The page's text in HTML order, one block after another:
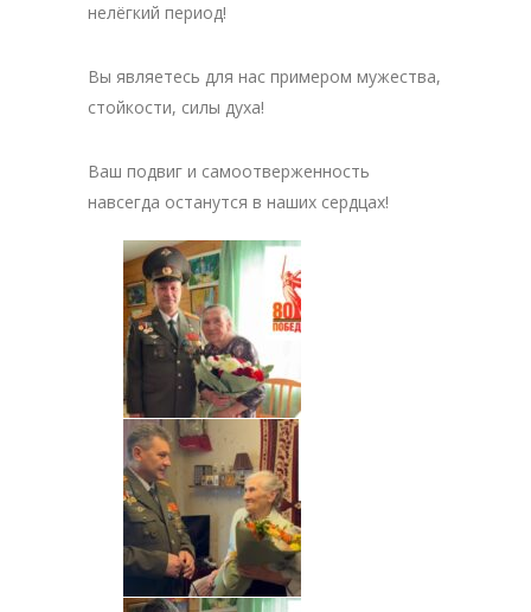
нелёгкий период!
Вы являетесь для нас примером мужества,
стойкости, силы духа!
Ваш подвиг и самоотверженность
навсегда останутся в наших сердцах!